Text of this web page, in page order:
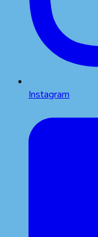
Instagram